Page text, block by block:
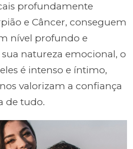
profundamente
e Câncer, conseguem
nível profundo e
natureza emocional, o
é intenso e íntimo,
valorizam a confiança
de tudo.